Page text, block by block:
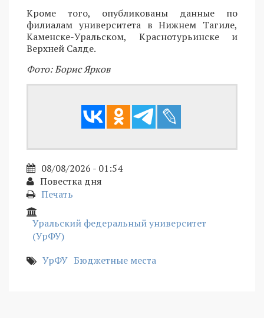
Кроме того, опубликованы данные по
филиалам университета в Нижнем Тагиле,
Каменске-Уральском, Краснотурьинске и
Верхней Салде.
Фото: Борис Ярков
08/08/2026 - 01:54
Повестка дня
Печать
Уральский федеральный университет
(УрФУ)
УрФУ Бюджетные места